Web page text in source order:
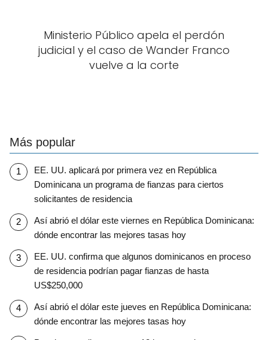
Ministerio Público apela el perdón
judicial y el caso de Wander Franco
vuelve a la corte
Más popular
EE. UU. aplicará por primera vez en República
Dominicana un programa de fianzas para ciertos
solicitantes de residencia
Así abrió el dólar este viernes en República Dominicana:
dónde encontrar las mejores tasas hoy
EE. UU. confirma que algunos dominicanos en proceso
de residencia podrían pagar fianzas de hasta
US$250,000
Así abrió el dólar este jueves en República Dominicana:
dónde encontrar las mejores tasas hoy